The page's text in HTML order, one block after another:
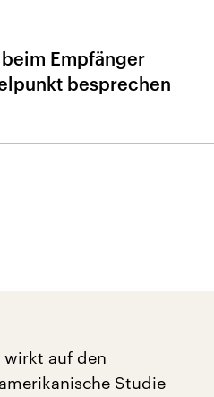
Empfänger
besprechen
wirkt auf den
Studie